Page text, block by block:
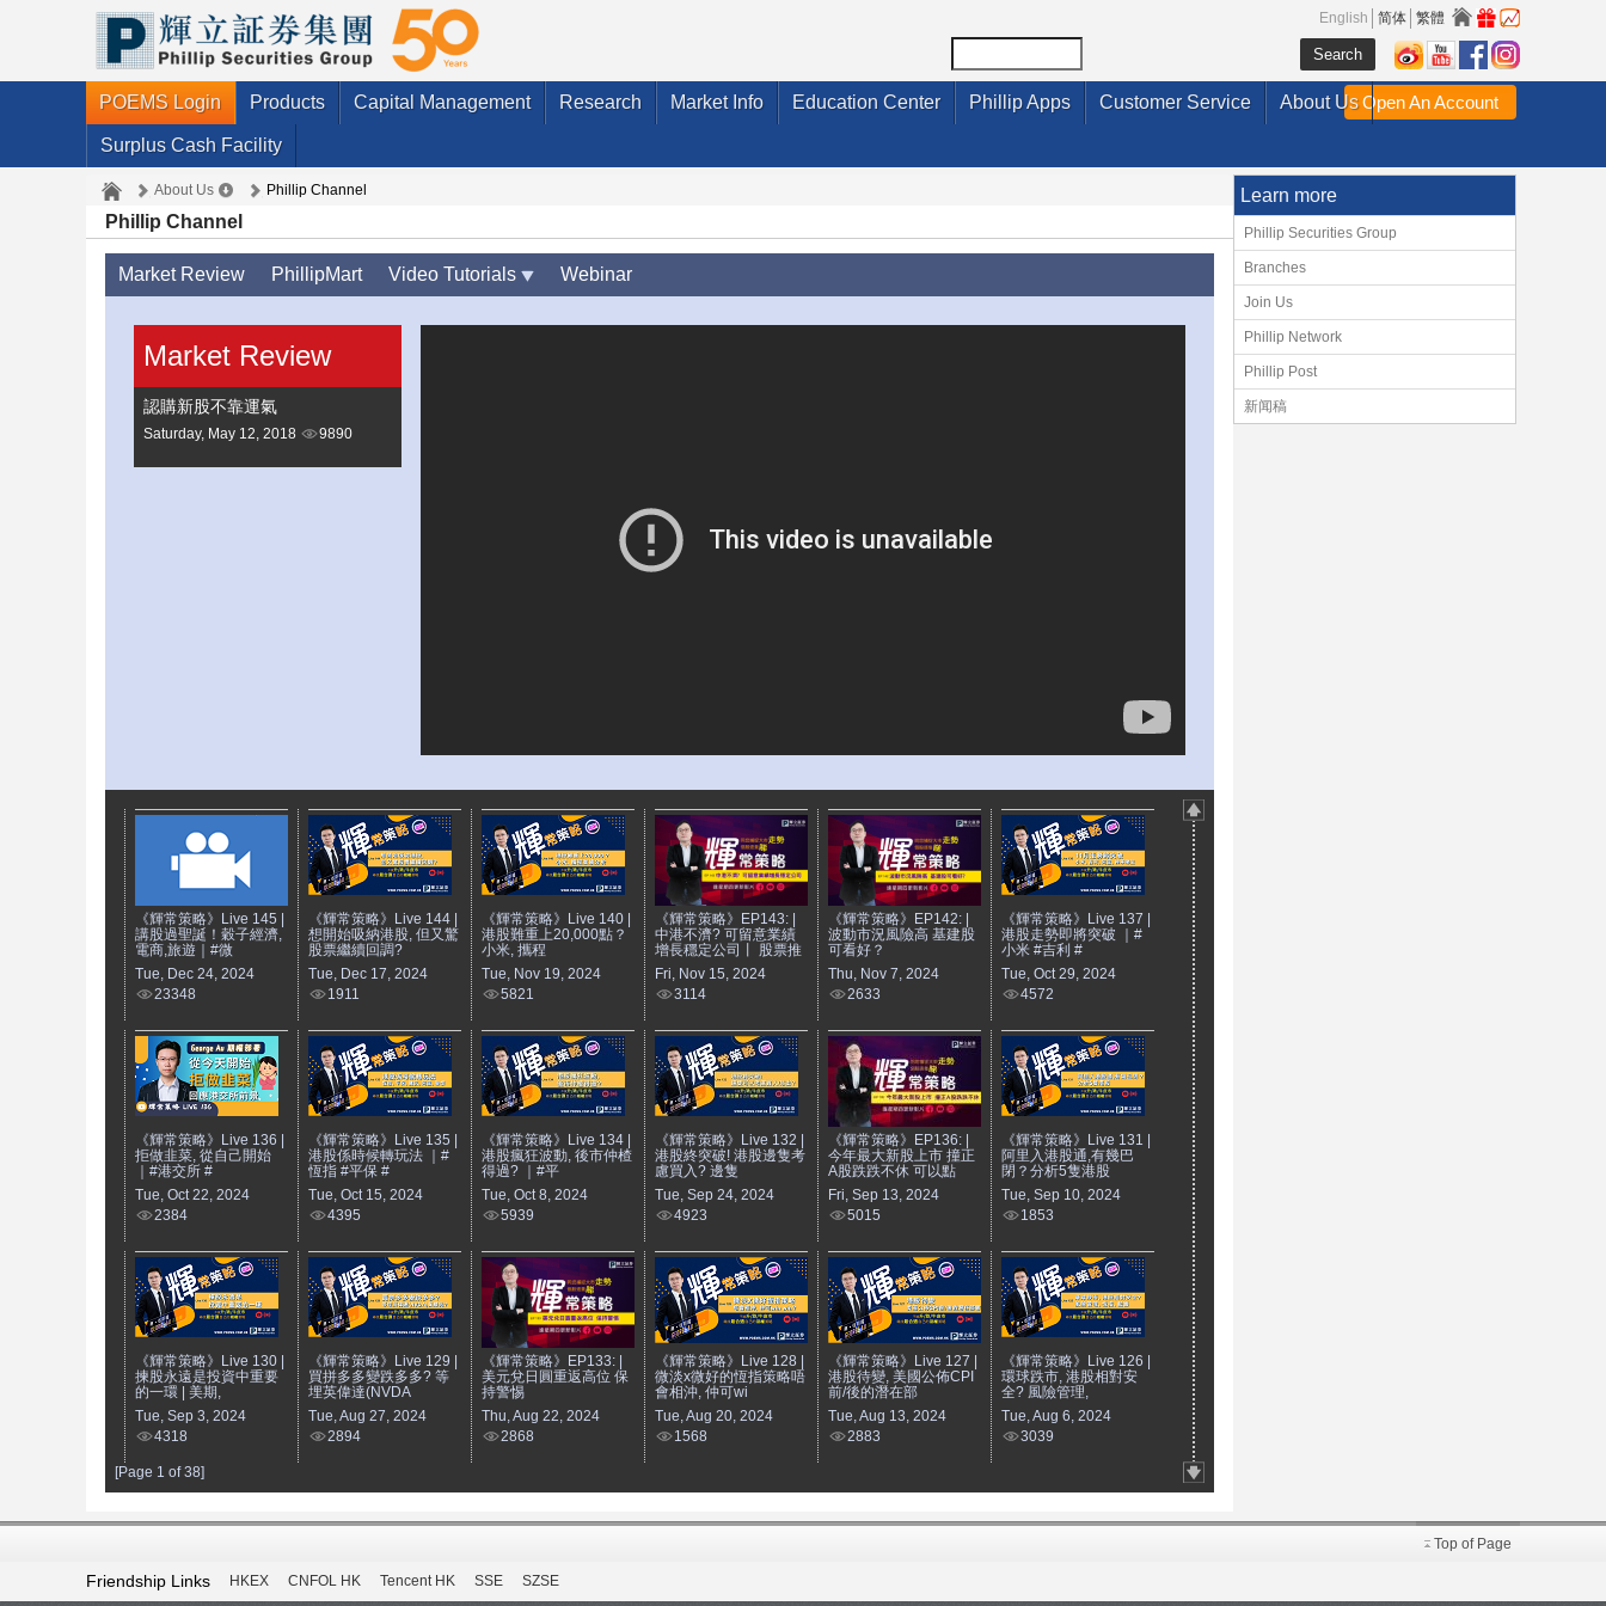
English 简体 繁體
POEMS Login Products Capital Management Research Market Info Education Center Phillip Apps Customer Service About Us
Surplus Cash Facility
Open An Account
About Us Phillip Channel
Phillip Channel
Market Review PhillipMart Video Tutorials Webinar
Market Review
認購新股不靠運氣
Saturday, May 12, 2018 9890
《輝常策略》Live 145 |
講股過聖誕！穀子經濟,
電商,旅遊｜#微
Tue, Dec 24, 2024
23348
《輝常策略》Live 144 |
想開始吸納港股, 但又驚
股票繼續回調?
Tue, Dec 17, 2024
1911
《輝常策略》Live 140 |
港股難重上20,000點？
小米, 攜程
Tue, Nov 19, 2024
5821
《輝常策略》EP143: |
中港不濟? 可留意業績
增長穩定公司丨 股票推
Fri, Nov 15, 2024
3114
《輝常策略》EP142: |
波動市況風險高 基建股
可看好？
Thu, Nov 7, 2024
2633
《輝常策略》Live 137 |
港股走勢即將突破 ｜#
小米 #吉利 #
Tue, Oct 29, 2024
4572
《輝常策略》Live 136 |
拒做韭菜, 從自己開始
｜#港交所 #
Tue, Oct 22, 2024
2384
《輝常策略》Live 135 |
港股係時候轉玩法 ｜#
恆指 #平保 #
Tue, Oct 15, 2024
4395
《輝常策略》Live 134 |
港股瘋狂波動, 後市仲楂
得過? ｜#平
Tue, Oct 8, 2024
5939
《輝常策略》Live 132 |
港股終突破! 港股邊隻考
慮買入? 邊隻
Tue, Sep 24, 2024
4923
《輝常策略》EP136: |
今年最大新股上市 撞正
A股跌跌不休 可以點
Fri, Sep 13, 2024
5015
《輝常策略》Live 131 |
阿里入港股通,有幾巴
閉？分析5隻港股
Tue, Sep 10, 2024
1853
《輝常策略》Live 130 |
揀股永遠是投資中重要
的一環 | 美期,
Tue, Sep 3, 2024
4318
《輝常策略》Live 129 |
買拼多多變跌多多? 等
埋英偉達(NVDA
Tue, Aug 27, 2024
2894
《輝常策略》EP133: |
美元兌日圓重返高位 保
持警惕
Thu, Aug 22, 2024
2868
《輝常策略》Live 128 |
微淡x微好的恆指策略唔
會相沖, 仲可wi
Tue, Aug 20, 2024
1568
《輝常策略》Live 127 |
港股待變, 美國公佈CPI
前/後的潛在部
Tue, Aug 13, 2024
2883
《輝常策略》Live 126 |
環球跌市, 港股相對安
全? 風險管理,
Tue, Aug 6, 2024
3039
[Page 1 of 38]
Learn more
Phillip Securities Group
Branches
Join Us
Phillip Network
Phillip Post
新闻稿
Top of Page
Friendship Links HKEX CNFOL HK Tencent HK SSE SZSE